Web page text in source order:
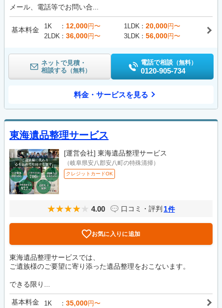
メール、電話等でお問い合...
基本料金 1K 12,000円〜 1LDK 20,000円〜
2LDK
36,000円〜 3LDK 56,000円〜
ネットで見積・
相談する （無料）
電話で相談 （無料）
0120-905-734
料金・サービスを見る
東海遺品整理サービス
[運営会社] 東海遺品整理サービス
（岐阜県安八郡安八町の特殊清掃）
クレジットカードOK
4.00 口コミ・評判 1件
お気に入りに追加
東海遺品整理サービスでは、
ご遺族様のご要望に寄り添った遺品整理をおこないます。
できる限り...
基本料金 1K 35,000円〜